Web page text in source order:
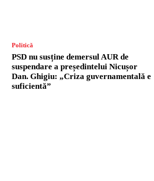
Politică
PSD nu susține demersul AUR de
suspendare a președintelui Nicușor
Dan. Ghigiu: „Criza guvernamentală e
suficientă”